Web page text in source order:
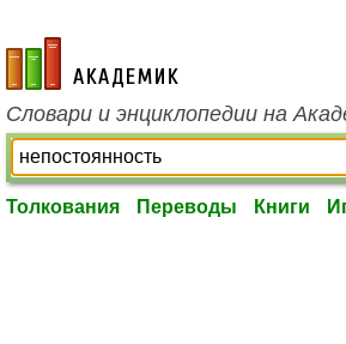
academic.ru
Словари и энциклопедии на
Толкования Переводы Книги